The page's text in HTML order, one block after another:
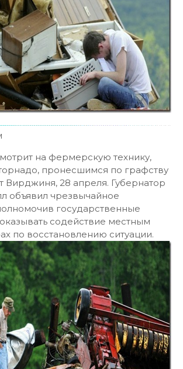
на фермерскую технику,
пронесшимся по графству
Вирджиня, 28 апреля. Губернатор
объявил чрезвычайное
государственные
содействие местным
по восстановлению ситуации.